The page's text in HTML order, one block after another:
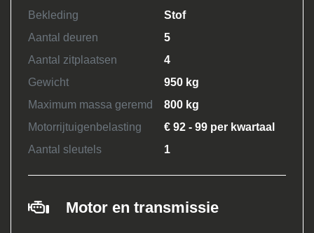
Bekleding
Stof
Aantal deuren
5
Aantal zitplaatsen
4
Gewicht
950 kg
Maximum massa geremd
800 kg
Motorrijtuigenbelasting
€ 92 - 99 per kwartaal
Aantal sleutels
1
Motor en transmissie